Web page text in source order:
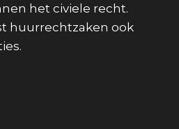
het civiele recht.
huurrechtzaken ook